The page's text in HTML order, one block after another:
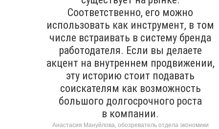
Соответственно, его можно
использовать как инструмент, в том
числе встраивать в систему бренда
работодателя. Если вы делаете
акцент на внутреннем продвижении,
эту историю стоит подавать
соискателям как возможность
большого долгосрочного роста
в компании.
Анастасия Мануйлова, обозреватель отдела экономики